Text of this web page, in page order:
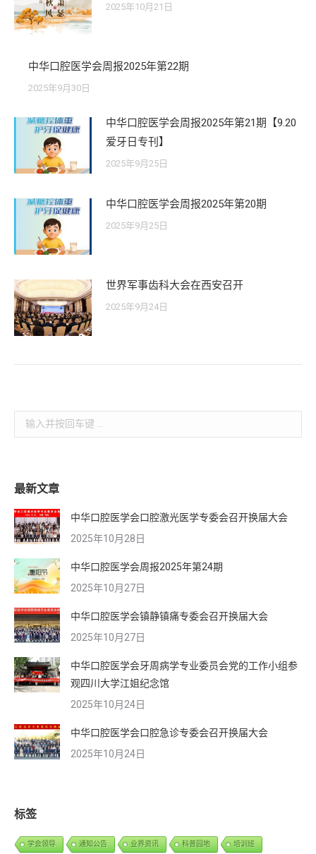
2025年10月21日
中华口腔医学会周报2025年第22期
2025年9月30日
中华口腔医学会周报2025年第21期【9.20
爱牙日专刊】
2025年9月25日
中华口腔医学会周报2025年第20期
2025年9月25日
世界军事齿科大会在西安召开
2025年9月24日
Search:
最新文章
中华口腔医学会口腔激光医学专委会召开换届大会
2025年10月28日
中华口腔医学会周报2025年第24期
2025年10月27日
中华口腔医学会镇静镇痛专委会召开换届大会
2025年10月27日
中华口腔医学会牙周病学专业委员会党的工作小组参
观四川大学江姐纪念馆
2025年10月24日
中华口腔医学会口腔急诊专委会召开换届大会
2025年10月24日
标签
学会领导 通知公告 业界资讯 科普园地 培训班